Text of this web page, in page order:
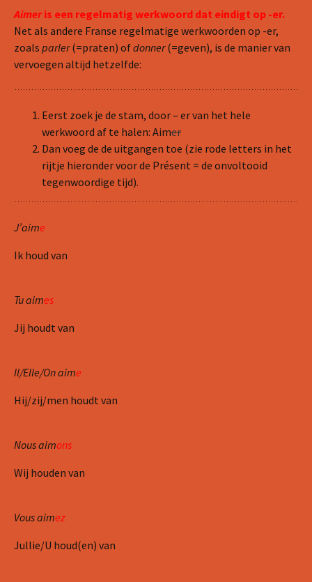
Aimeris een regelmatig werkwoord dat eindigt op -er.
Net als andere Franse regelmatige werkwoorden op -er,
zoals parler(=praten) ofdonner(=geven), is de manier van
vervoegen altijd hetzelfde:
Eerst zoek je de stam, door – er van het hele
werkwoord af te halen: Aimer
Dan voeg de de uitgangen toe (zie rode letters in het
rijtje hieronder voor de Présent = de onvoltooid
tegenwoordige tijd).
J’aime
Ik houd van
Tu aimes
Jij houdt van
Il/Elle/On aime
Hij/zij/men houdt van
Nous aimons
Wij houden van
Vous aimez
Jullie/U houd(en) van